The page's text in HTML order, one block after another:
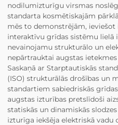
nodilumizturīgu virsmas
standarta kosmētiskajām
mēs to demonstrējām, ieviešot
interaktīvu grīdas sistēmu lielā
nevainojamu strukturālo un
nepārtrauktai augstas
Saskaņā ar Starptautiskās
(ISO) strukturālās drošības un
standartiem sabiedriskās
augstas izturības pretslīdoši
statiskās un dinamiskās
izturīga iekšēja elektriskā vadu